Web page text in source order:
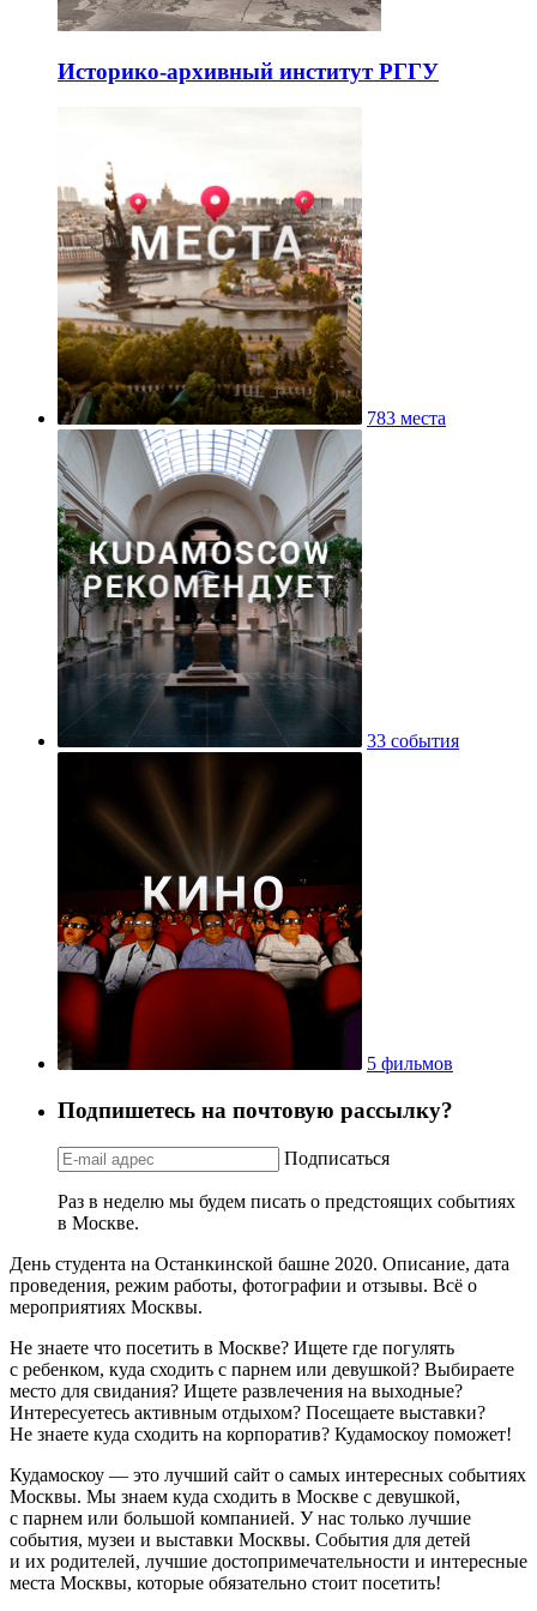
Историко-архивный институт РГГУ
783 места
33 события
5 фильмов
Подпишетесь на почтовую рассылку?
Подписаться
Раз в неделю мы будем писать о предстоящих событиях
в Москве.
День студента на Останкинской башне 2020. Описание, дата
проведения, режим работы, фотографии и отзывы. Всё о
мероприятиях Москвы.
Не знаете что посетить в Москве? Ищете где погулять
с ребенком, куда сходить с парнем или девушкой? Выбираете
место для свидания? Ищете развлечения на выходные?
Интересуетесь активным отдыхом? Посещаете выставки?
Не знаете куда сходить на корпоратив? Кудамоскоу поможет!
Кудамоскоу — это лучший сайт о самых интересных событиях
Москвы. Мы знаем куда сходить в Москве с девушкой,
с парнем или большой компанией. У нас только лучшие
события, музеи и выставки Москвы. События для детей
и их родителей, лучшие достопримечательности и интересные
места Москвы, которые обязательно стоит посетить!